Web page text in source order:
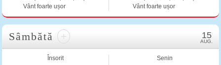
Vânt foarte ușor
Vânt foarte ușor
Sâmbătă + 15
AUG.
Însorit Senin